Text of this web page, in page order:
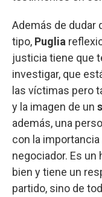
Además de dudar
tipo, Puglia
justicia tiene que
investigar, que
las víctimas pero
y la imagen de un
además, una
con la
negociador. Es un
bien y tiene un
partido, sino de